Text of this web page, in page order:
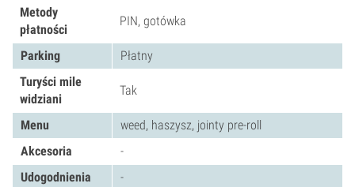
Metody
płatności
PIN, gotówka
Parking
Płatny
Turyści mile
widziani
Tak
Menu
weed, haszysz, jointy pre-roll
Akcesoria
-
Udogodnienia
-